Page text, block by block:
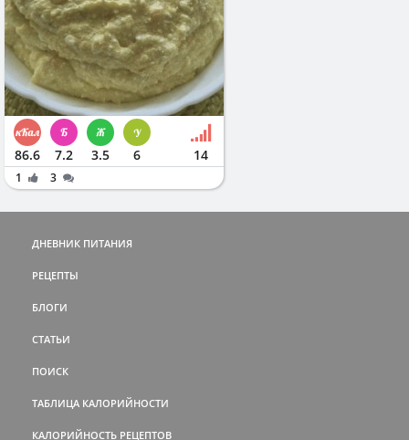
86.6 7.2 3.5 6 14
1 3
ДНЕВНИК ПИТАНИЯ
РЕЦЕПТЫ
БЛОГИ
СТАТЬИ
ПОИСК
ТАБЛИЦА КАЛОРИЙНОСТИ
КАЛОРИЙНОСТЬ РЕЦЕПТОВ